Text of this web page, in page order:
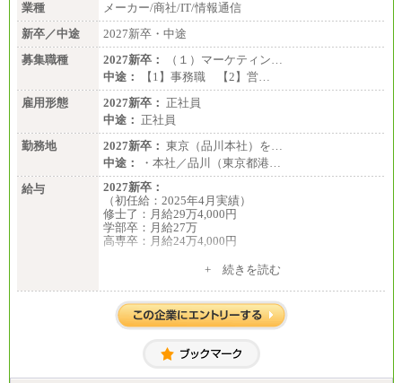
業種
メーカー/商社/IT/情報通信
新卒／中途
2027新卒・中途
募集職種
2027新卒：
（１）マーケティン…
中途：
【1】事務職 【2】営…
雇用形態
2027新卒： 正社員
中途： 正社員
勤務地
2027新卒： 東京（品川本社）を…
中途：
・本社／品川（東京都港…
給与
2027新卒：
（初任給：2025年4月実績）
修士了：月給29万4,000円
学部卒：月給27万
高専卒：月給24万4,000円
月給 250,000円～350,000円
想定年収 420万円～600万円
入社時の処遇（基本給・賞与）は経験・スキルを考
経験・スキルによっては、記載額を超える場合もあ
※試用期間中も給与に変更はございません。
+ 続きを読む